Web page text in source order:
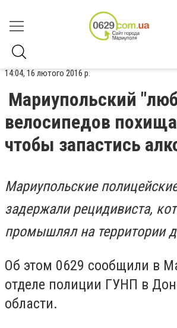
14:04, 16 лютого 2016 р.
Мариупольский
велосипедов
чтобы запастись
Мариупольские
задержалирецидивиста,
промышлял на территории
Об этом 0629 сообщили в
отделе полиции ГУНП в
области.